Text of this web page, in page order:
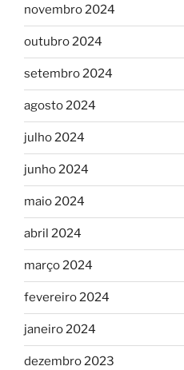
novembro 2024
outubro 2024
setembro 2024
agosto 2024
julho 2024
junho 2024
maio 2024
abril 2024
março 2024
fevereiro 2024
janeiro 2024
dezembro 2023